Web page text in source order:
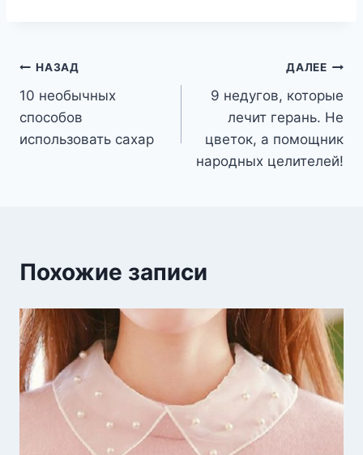
Навигация
по
записям
НАЗАД
10 необычных
способов
использовать сахар
ДАЛЕЕ
9 недугов, которые
лечит герань. Не
цветок, а помощник
народных целителей!
Похожие записи